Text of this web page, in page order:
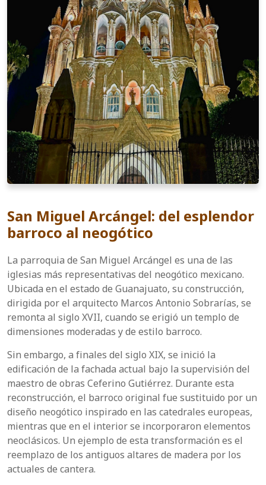
San Miguel Arcángel: del esplendor
barroco al neogótico
La parroquia de San Miguel Arcángel es una de las
iglesias más representativas del neogótico mexicano.
Ubicada en el estado de Guanajuato, su construcción,
dirigida por el arquitecto Marcos Antonio Sobrarías, se
remonta al siglo XVII, cuando se erigió un templo de
dimensiones moderadas y de estilo barroco.
Sin embargo, a finales del siglo XIX, se inició la
edificación de la fachada actual bajo la supervisión del
maestro de obras Ceferino Gutiérrez. Durante esta
reconstrucción, el barroco original fue sustituido por un
diseño neogótico inspirado en las catedrales europeas,
mientras que en el interior se incorporaron elementos
neoclásicos. Un ejemplo de esta transformación es el
reemplazo de los antiguos altares de madera por los
actuales de cantera.